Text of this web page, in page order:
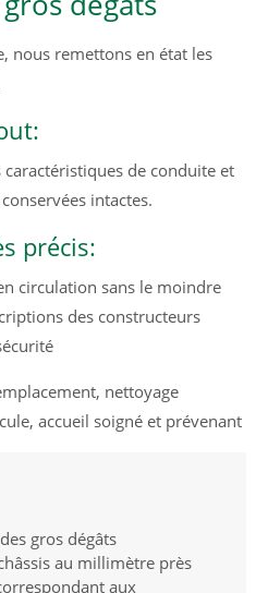
nous remettons en état les
caractéristiques de conduite et
intactes.
précis:
circulation sans le moindre
des constructeurs
nettoyage
accueil soigné et prévenant
gros dégâts
au millimètre près
aux